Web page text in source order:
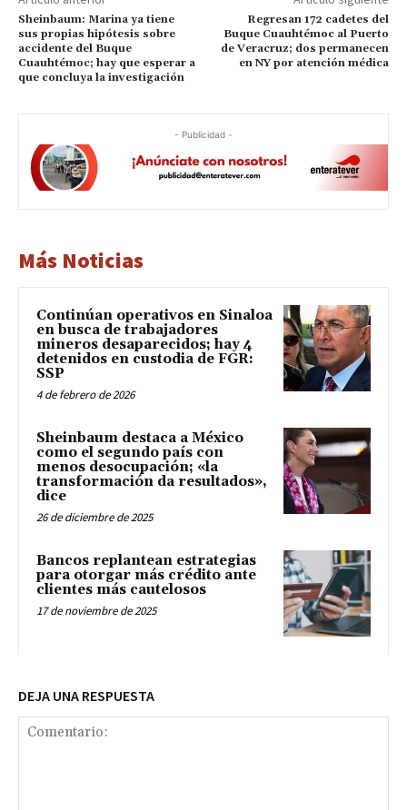
Sheinbaum: Marina ya tiene
sus propias hipótesis sobre
accidente del Buque
Cuauhtémoc; hay que esperar a
que concluya la investigación
Regresan 172 cadetes del
Buque Cuauhtémoc al Puerto
de Veracruz; dos permanecen
en NY por atención médica
- Publicidad -
Más Noticias
Continúan operativos en Sinaloa
en busca de trabajadores
mineros desaparecidos; hay 4
detenidos en custodia de FGR:
SSP
4 de febrero de 2026
Sheinbaum destaca a México
como el segundo país con
menos desocupación; «la
transformación da resultados»,
dice
26 de diciembre de 2025
Bancos replantean estrategias
para otorgar más crédito ante
clientes más cautelosos
17 de noviembre de 2025
DEJA UNA RESPUESTA